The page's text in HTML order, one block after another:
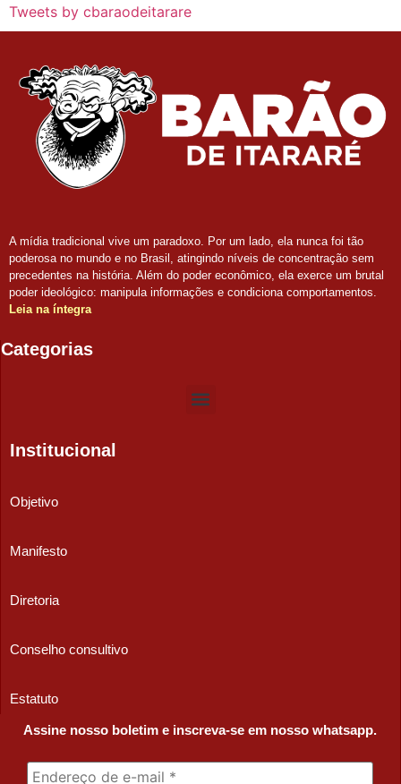
Tweets by cbaraodeitarare
A mídia tradicional vive um paradoxo. Por um lado, ela nunca foi tão
poderosa no mundo e no Brasil, atingindo níveis de concentração sem
precedentes na história. Além do poder econômico, ela exerce um brutal
poder ideológico: manipula informações e condiciona comportamentos.
Leia na íntegra
Categorias
Institucional
Objetivo
Manifesto
Diretoria
Conselho consultivo
Estatuto
Assine nosso boletim e inscreva-se em nosso whatsapp.